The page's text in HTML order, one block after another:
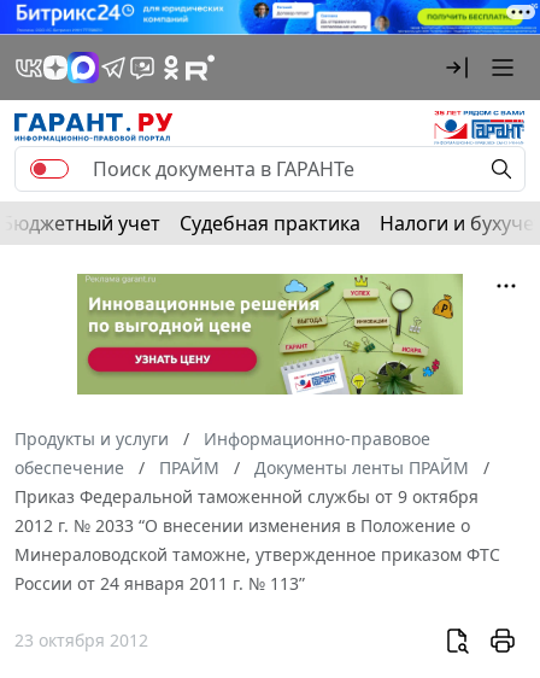
Бюджетный учет Судебная практика Налоги и
Продукты и услуги
Информационно-правовое
обеспечение
ПРАЙМ
Документы ленты ПРАЙМ
Приказ Федеральной таможенной службы от 9 октября
2012 г. № 2033 “О внесении изменения в Положение о
Минераловодской таможне, утвержденное приказом ФТС
России от 24 января 2011 г. № 113”
23 октября 2012